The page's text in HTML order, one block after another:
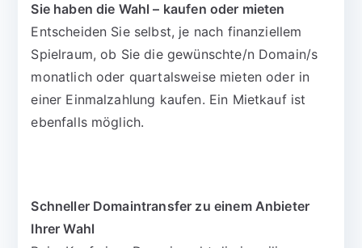
Sie haben die Wahl – kaufen oder mieten
Entscheiden Sie selbst, je nach finanziellem
Spielraum, ob Sie die gewünschte/n Domain/s
monatlich oder quartalsweise mieten oder in
einer Einmalzahlung kaufen. Ein Mietkauf ist
ebenfalls möglich.
Schneller Domaintransfer zu einem Anbieter
Ihrer Wahl